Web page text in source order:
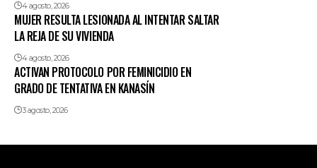
4 agosto, 2026
MUJER RESULTA LESIONADA AL INTENTAR SALTAR
LA REJA DE SU VIVIENDA
4 agosto, 2026
ACTIVAN PROTOCOLO POR FEMINICIDIO EN
GRADO DE TENTATIVA EN KANASÍN
3 agosto, 2026